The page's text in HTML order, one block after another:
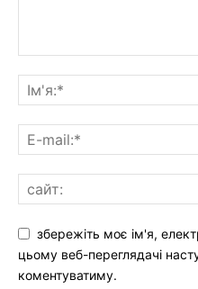
збережіть моє ім'я,
цьому веб-переглядачі
коментуватиму.